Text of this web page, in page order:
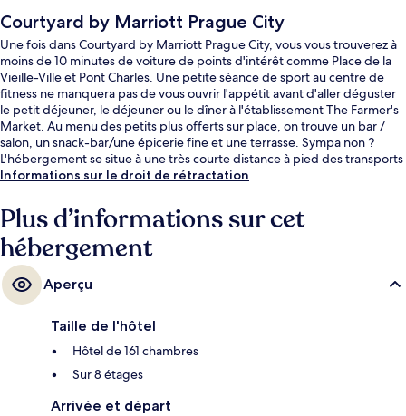
Courtyard by Marriott Prague City
Une fois dans Courtyard by Marriott Prague City, vous vous trouverez à
moins de 10 minutes de voiture de points d'intérêt comme Place de la
Vieille-Ville et Pont Charles. Une petite séance de sport au centre de
fitness ne manquera pas de vous ouvrir l'appétit avant d'aller déguster
le petit déjeuner, le déjeuner ou le dîner à l'établissement The Farmer's
Market. Au menu des petits plus offerts sur place, on trouve un bar /
salon, un snack-bar/une épicerie fine et une terrasse. Sympa non ?
L'hébergement se situe à une très courte distance à pied des transports
publics : Station de métro Flora se trouve à 4 min et Station de métro
Informations sur le droit de rétractation
Plus d’informations sur cet
hébergement
Aperçu
Taille de l'hôtel
Hôtel de 161 chambres
Sur 8 étages
Arrivée et départ